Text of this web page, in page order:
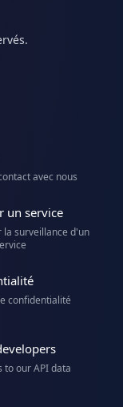
avec nous
un service
la surveillance d'un
confidentialité
to our API data